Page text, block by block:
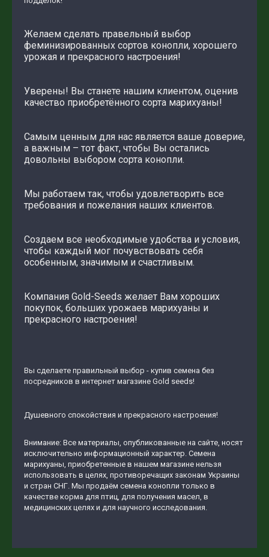
Желаем сделать правельный выбор
феминизированных сортов конопли, хорошего
урожая и прекрасного настроения!
Уверены! Вы станете нашим клиентом, оценив
качество приобретённого сорта марихуаны!
Самым ценным для нас является ваше доверие,
а важным – тот факт, чтобы Вы остались
довольны выбором сорта конопли.
Мы работаем так, чтобы удовлетворить все
требования и пожелания наших клиентов.
Создаем все необходимые удобства и условия,
чтобы каждый мог почувствовать себя
особенным, значимым и счастливым.
Компания Gold-Seeds желает Вам хороших
покупок, больших урожаев марихуаны и
прекрасного настроения!
Вы сделаете правильный выбор - купив семена без
посредников в интернет магазине Gold seeds!
Душевного спокойствия и прекрасного настроения!
Внимание: Все материалы, опубликованные на сайте, носят
исключительно информационный характер. Семена
марихуаны, приобретенные в нашем магазине нельзя
использовать в целях, противоречащих законам Украины
и стран СНГ. Мы продаём семена конопли только в
качестве корма для птиц, для получения масел, в
медицинских целях и для научного исследования.